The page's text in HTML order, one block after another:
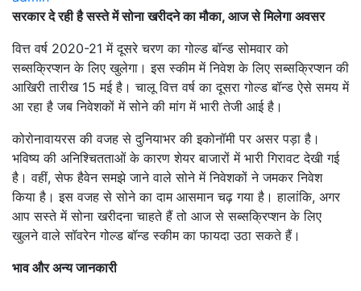
सरकार दे रही है सस्ते में सोना खरीदने का मौका, आज से मिलेगा अवसर
वित्त वर्ष 2020-21 में दूसरे चरण का गोल्ड बॉन्ड सोमवार को
सब्सक्रिप्शन के लिए खुलेगा। इस स्कीम में निवेश के लिए सब्सक्रिप्शन की
आखिरी तारीख 15 मई है। चालू वित्त वर्ष का दूसरा गोल्ड बॉन्ड ऐसे समय में
आ रहा है जब निवेशकों में सोने की मांग में भारी तेजी आई है।
कोरोनावायरस की वजह से दुनियाभर की इकोनॉमी पर असर पड़ा है।
भविष्य की अनिश्चितताओं के कारण शेयर बाजारों में भारी गिरावट देखी गई
है। वहीं, सेफ हैवेन समझे जाने वाले सोने में निवेशकों ने जमकर निवेश
किया है। इस वजह से सोने का दाम आसमान चढ़ गया है। हालांकि, अगर
आप सस्ते में सोना खरीदना चाहते हैं तो आज से सब्सक्रिप्शन के लिए
खुलने वाले सॉवरेन गोल्ड बॉन्ड स्कीम का फायदा उठा सकते हैं।
भाव और अन्य जानकारी